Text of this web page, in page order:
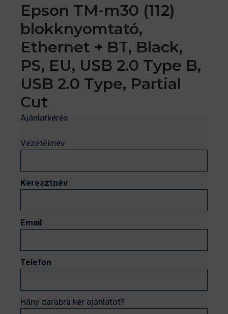
Epson TM-m30 (112)
blokknyomtató,
Ethernet + BT, Black,
PS, EU, USB 2.0 Type B,
USB 2.0 Type, Partial
Cut
Ajánlatkérés
Vezetéknév
Keresztnév
Email
Telefon
Hány darabra kér ajánlatot?